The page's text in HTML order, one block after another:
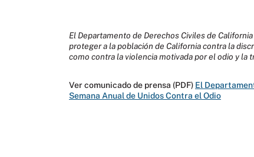
El Departamento de Derechos Civiles de
proteger a la población de California contra la
como contra la violencia motivada por el odio y la
Ver comunicado de prensa (PDF) El
Semana Anual de Unidos Contra el Odio